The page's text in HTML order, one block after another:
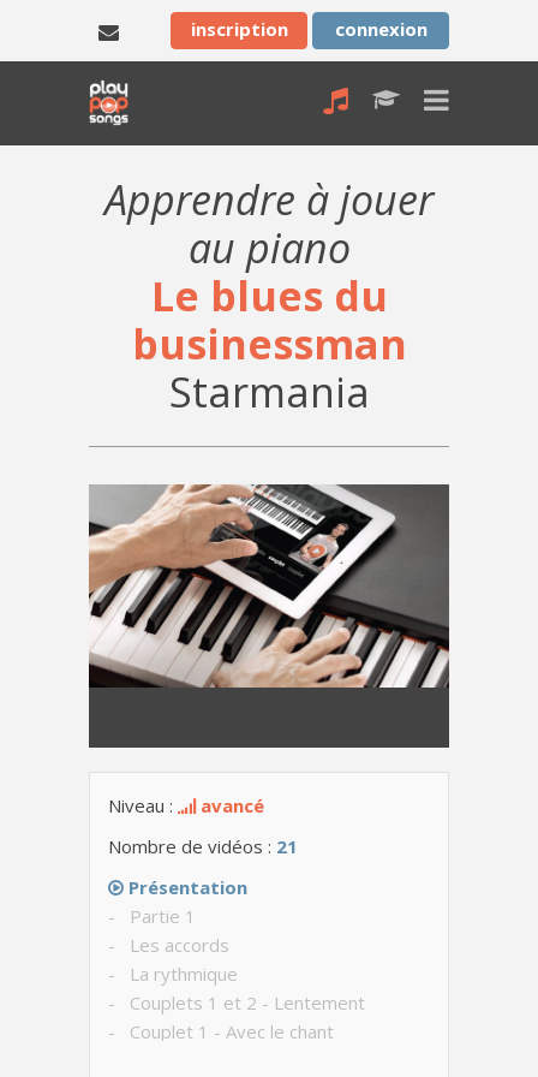
inscription connexion
Apprendre à jouer
au piano
Le blues du
businessman
Starmania
Niveau :
avancé
Nombre de vidéos : 21
Présentation
- Partie 1
- Les accords
- La rythmique
- Couplets 1 et 2 - Lentement
- Couplet 1 - Avec le chant